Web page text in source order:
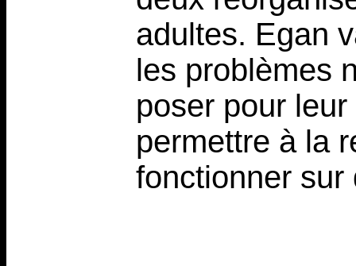
adultes. Egan
les problèmes
poser pour
permettre à la
fonctionner sur